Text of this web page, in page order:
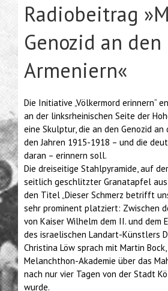
Radiobeitrag
Genozid an den
Armeniern«
Die Initiative „Völkermord erinnern“
an der linksrheinischen Seite der
eine Skulptur, die an den Genozid an
den Jahren 1915-1918 – und die
daran – erinnern soll.
Die dreiseitige Stahlpyramide, auf
seitlich geschlitzter Granatapfel
den Titel „Dieser Schmerz betrifft
sehr prominent platziert: Zwischen
von Kaiser Wilhelm dem II. und dem
des israelischen Landart-Künstlers
Christina Löw sprach mit Martin
Melanchthon-Akademie über das
nach nur vier Tagen von der Stadt
wurde.